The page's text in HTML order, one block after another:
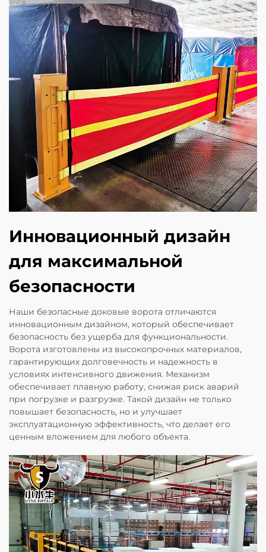
Инновационный дизайн
для максимальной
безопасности
Наши безопасные доковые ворота отличаются
инновационным дизайном, который обеспечивает
безопасность без ущерба для функциональности.
Ворота изготовлены из высокопрочных материалов,
гарантирующих долговечность и надежность в
условиях интенсивного движения. Механизм
обеспечивает плавную работу, снижая риск аварий
при погрузке и разгрузке. Такой дизайн не только
повышает безопасность, но и улучшает
эксплуатационную эффективность, что делает его
ценным вложением для любого объекта.